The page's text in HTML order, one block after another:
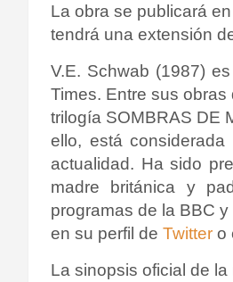
La obra se publicará
tendrá una extensión
V.E. Schwab (1987)
Times. Entre sus
trilogía SOMBRAS DE
ello, está
actualidad. Ha sido
madre británica y
programas de la BBC
en su perfil de Twitter o
La sinopsis oficial de